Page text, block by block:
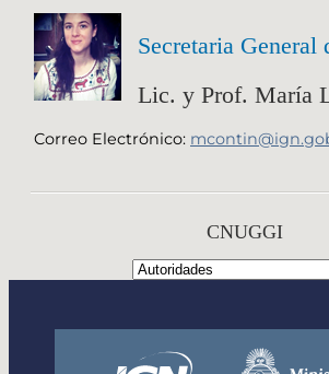
Secretaria
Lic. y Prof. María
Correo Electrónico:
CNUGGI